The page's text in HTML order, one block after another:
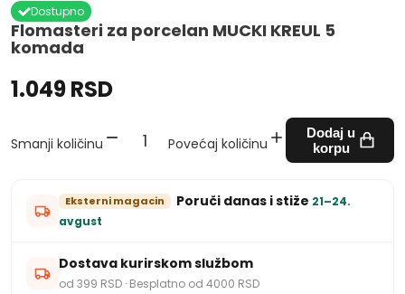
Flomasteri za porcelan MUCKI KREUL 5
komada
Dostupno
1.049 RSD
Smanji količinu Povećaj količinu
Dodaj u
korpu
Eksterni magacin Poruči danas i stiže 21–24.
avgust
Dostava kurirskom službom
od 399 RSD · Besplatno od 4000 RSD